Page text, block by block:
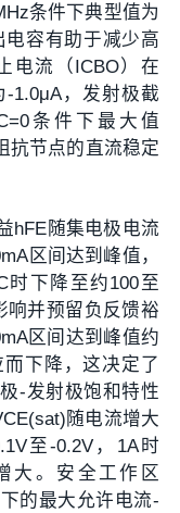
条件下典型值为
电容有助于减少高
电流（ICBO）在
-1.0μA，发射极截
条件下最大值
抗节点的直流稳定
hFE随集电极电流
区间达到峰值，
时下降至约100至
响并预留负反馈裕
区间达到峰值约
下降，这决定了
-发射极饱和特性
随电流增大
至-0.2V，1A时
大。安全工作区
的最大允许电流-